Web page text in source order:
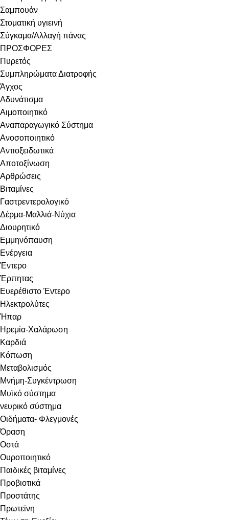
Σαμπουάν
Στοματική υγιεινή
Σύγκαμα/Αλλαγή πάνας
ΠΡΟΣΦΟΡΕΣ
Πυρετός
Συμπληρώματα Διατροφής
Άγχος
Αδυνάτισμα
Αιμοποιητικό
Αναπαραγωγικό Σύστημα
Ανοσοποιητικό
Αντιοξειδωτικά
Αποτοξίνωση
Αρθρώσεις
Βιταμίνες
Γαστρεντερολογικό
Δέρμα-Μαλλιά-Νύχια
Διουρητικό
Εμμηνόπαυση
Ενέργεια
Έντερο
Έρπητας
Ευερέθιστο Έντερο
Ηλεκτρολύτες
Ήπαρ
Ηρεμία-Χαλάρωση
Καρδιά
Κόπωση
Μεταβολισμός
Μνήμη-Συγκέντρωση
Μυϊκό σύστημα
νευρικό σύστημα
Οιδήματα- Φλεγμονές
Όραση
Οστά
Ουροποιητικό
Παιδικές βιταμίνες
Προβιοτικά
Προστάτης
Πρωτεϊνη